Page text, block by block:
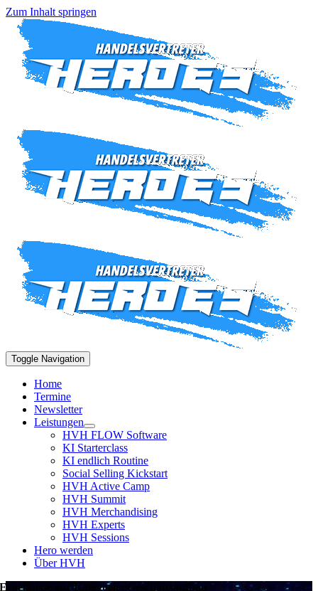
Zum Inhalt springen
Toggle Navigation
Home
Termine
Newsletter
Leistungen
HVH FLOW Software
KI Starterclass
KI endlich Routine
Social Selling Kickstart
HVH Active Camp
HVH Summit
HVH Merchandising
HVH Experts
HVH Sessions
Hero werden
Über HVH
Ergebnisse zur Kategorie: Geschäftsaufbau